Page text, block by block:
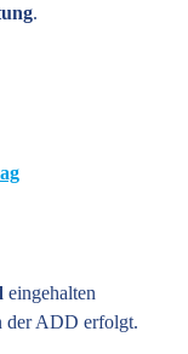
.
eingehalten
der ADD erfolgt.